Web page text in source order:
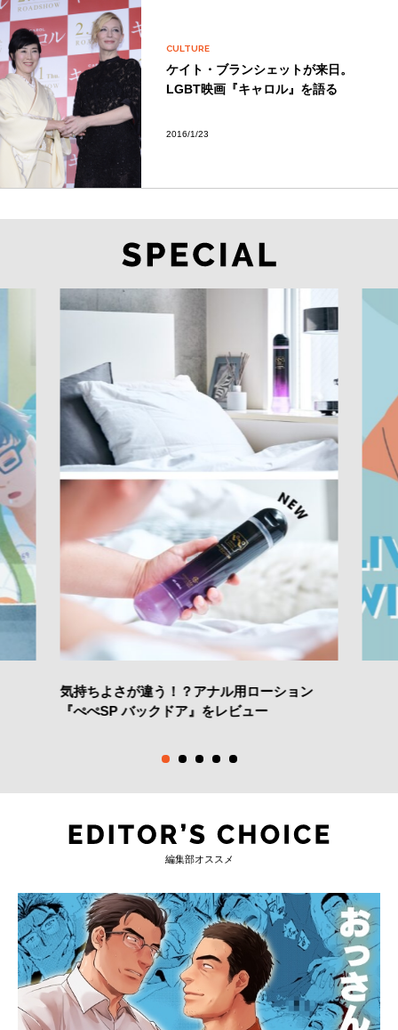
CULTURE
ケイト・ブランシェットが来日。
LGBT映画『キャロル』を語る
2016/1/23
気持ちよさが違う！？アナル用ローション
『ぺぺSP バックドア』をレビュー
編集部オススメ